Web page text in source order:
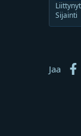
Liittynyt
Sijainti
Jaa